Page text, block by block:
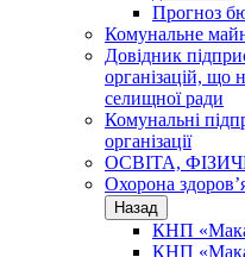
Прогноз
Комунальне
Довідник
організацій, що
селищної ради
Комунальні
організації
ОСВІТА,
Охорона
Назад
КНП
КНП